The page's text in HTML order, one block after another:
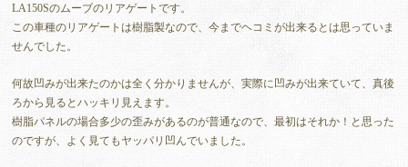
LA150Sのムーブのリアゲートです。
この車種のリアゲートは樹脂製なので、今までヘコミが出来るとは思っていま
せんでした。
何故凹みが出来たのかは全く分かりませんが、実際に凹みが出来ていて、真後
ろから見るとハッキリ見えます。
樹脂パネルの場合多少の歪みがあるのが普通なので、最初はそれか！と思った
のですが、よく見てもヤッパリ凹んでいました。